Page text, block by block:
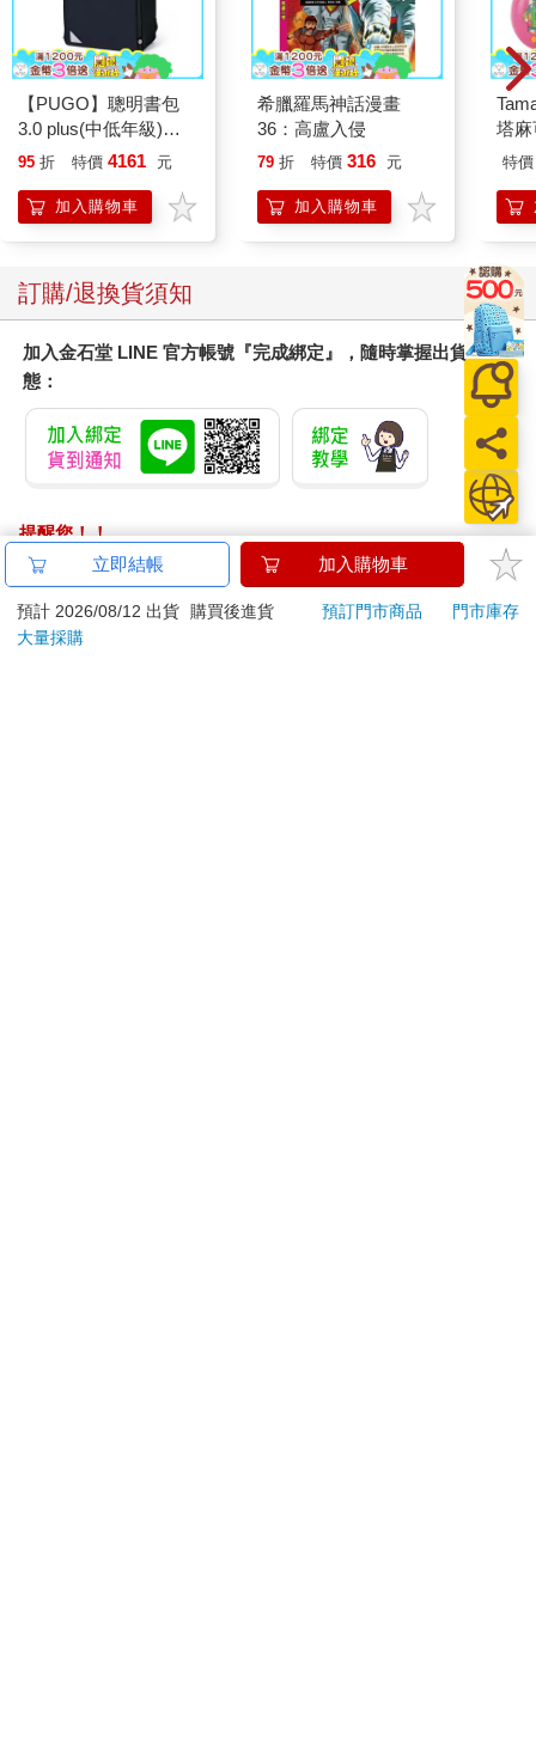
【PUGO】聰明書包
3.0 plus(中低年級)酷
黑 全新進化玩美上市
95 折 特價 4161 元
加入購物車
希臘羅馬神話漫畫
36：高盧入侵
79 折 特價 316 元
加入購物車
塔
園
特價
訂購/退換貨須知
加入金石堂 LINE 官方帳號『完成綁定』，隨時掌握出貨動
態：
提醒您！！
金石堂及銀行均不會請您操作ATM! 如接獲電話要求您前往
ATM提款機，請不要聽從指示，以免受騙上當！
退換貨須知：
立即結帳 加入購物車
預計 2026/08/12 出貨 購買後進貨 預訂門市商品
門市庫存
大量採購